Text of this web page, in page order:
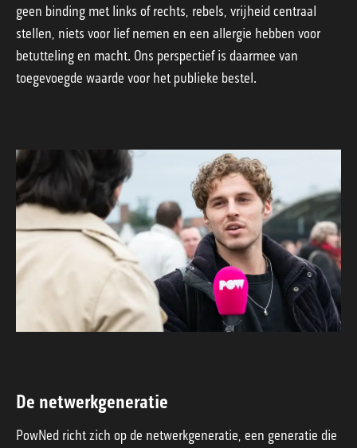
geen binding met links of rechts, rebels, vrijheid centraal
stellen, niets voor lief nemen en een allergie hebben voor
betutteling en macht. Ons perspectief is daarmee van
toegevoegde waarde voor het publieke bestel.
De netwerkgeneratie
PowNed richt zich op de netwerkgeneratie, een generatie die